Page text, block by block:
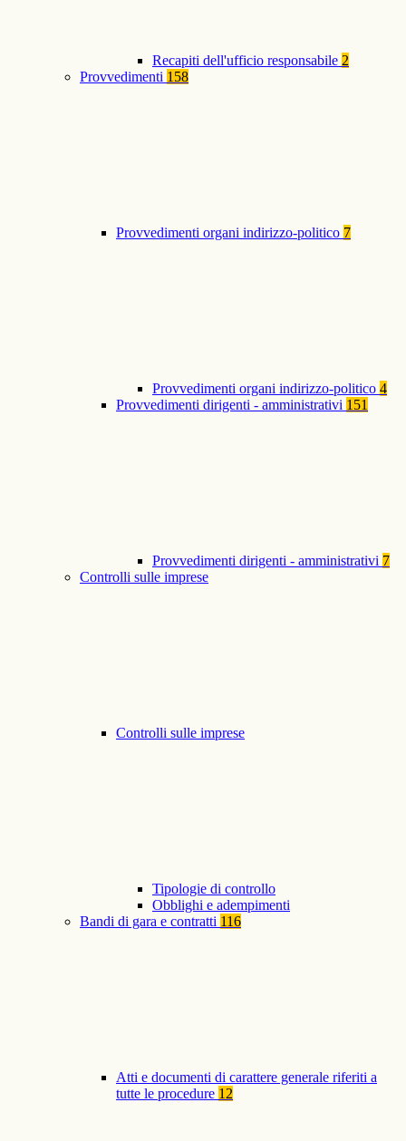
Recapiti dell'ufficio responsabile 2
Provvedimenti 158
Provvedimenti organi indirizzo-politico 7
Provvedimenti organi indirizzo-politico 4
Provvedimenti dirigenti - amministrativi 151
Provvedimenti dirigenti - amministrativi 7
Controlli sulle imprese
Controlli sulle imprese
Tipologie di controllo
Obblighi e adempimenti
Bandi di gara e contratti 116
Atti e documenti di carattere generale riferiti a
tutte le procedure 12